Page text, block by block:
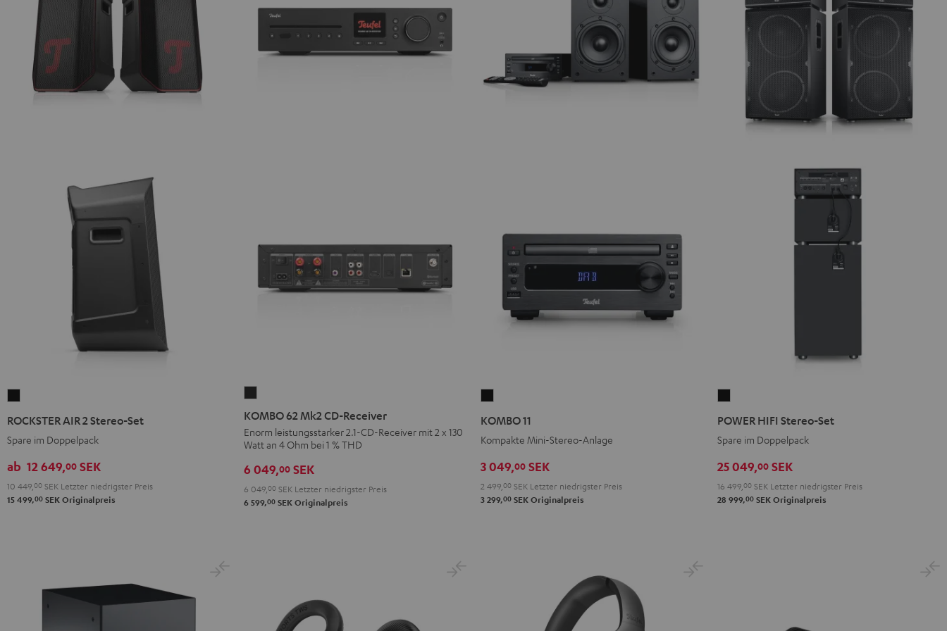
Stereo-
Set
Schwarz
ROCKSTER AIR 2 Stereo-Set
Spare im Doppelpack
ab 12 649,00 SEK
10 449, 00 SEK Letzter niedrigster Preis
15 499,00 SEK Originalpreis
62
CD-
Night
Black
KOMBO 62 Mk2 CD-Receiver
Enorm leistungsstarker 2.1-CD-Receiver mit 2 x 130
Watt an 4 Ohm bei 1 % THD
6 049,00 SEK
6 049, 00 SEK Letzter niedrigster Preis
6 599,00 SEK Originalpreis
KOMBO 11
Kompakte Mini-Stereo-Anlage
3 049,00 SEK
2 499, 00 SEK Letzter niedrigster Preis
3 299,00 SEK Originalpreis
Set
Schwarz
POWER HIFI Stereo-Set
Spare im Doppelpack
25 049,00 SEK
16 499, 00 SEK Letzter niedrigster Preis
28 999,00 SEK Originalpreis